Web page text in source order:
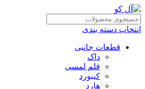
انتخاب دسته بندی
قطعات جانبی
داک
قلم لمسی
کیبورد
هارد